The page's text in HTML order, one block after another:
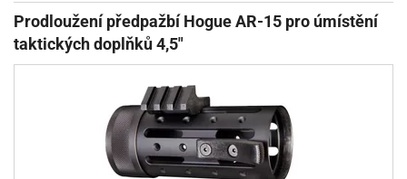
OPTIKA
STŘELIVO
DETEKTORY KOVŮ
Prodloužení předpažbí Hogue AR-15 pro úmístění
taktických doplňků 4,5"